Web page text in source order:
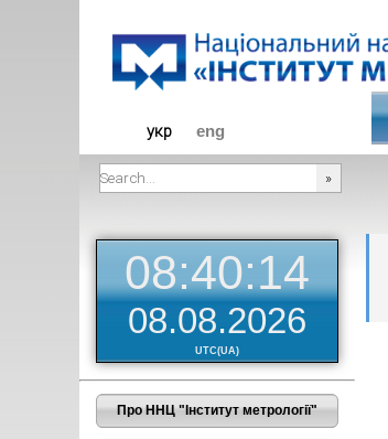
укр eng
08:40:15
08.08.2026
UTC(UA)
Про ННЦ "Інститут метрології"